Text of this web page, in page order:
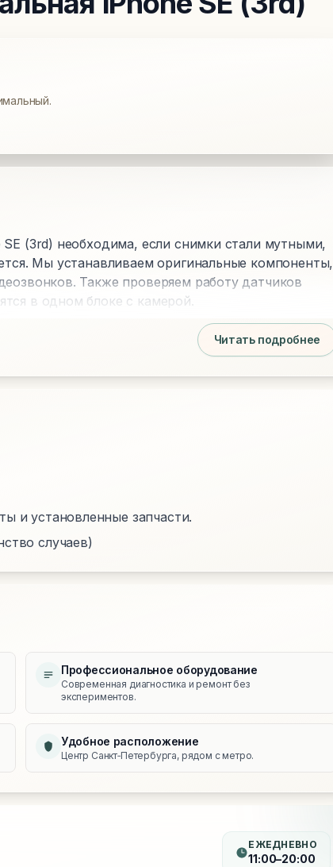
(3rd) необходима, если снимки стали мутными,
Мы устанавливаем оригинальные компоненты,
Также проверяем работу датчиков
в одном блоке с камерой.
Читать подробнее
и установленные запчасти.
случаев)
Профессиональное оборудование
Современная диагностика и ремонт без
экспериментов.
Удобное расположение
Центр Санкт‑Петербурга, рядом с метро.
ЕЖЕДНЕВНО
11:00–20:00